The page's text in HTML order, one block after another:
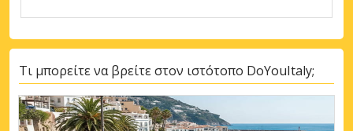
Τι μπορείτε να βρείτε στον ιστότοπο DoYouItaly;